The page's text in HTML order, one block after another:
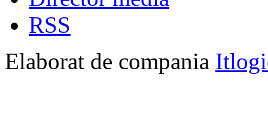
RSS
Elaborat de compania